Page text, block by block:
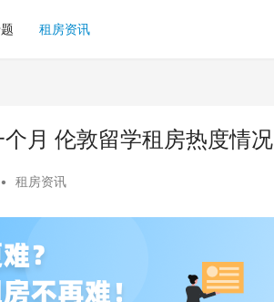
租房资讯
月 伦敦留学租房热度情况
• 租房资讯